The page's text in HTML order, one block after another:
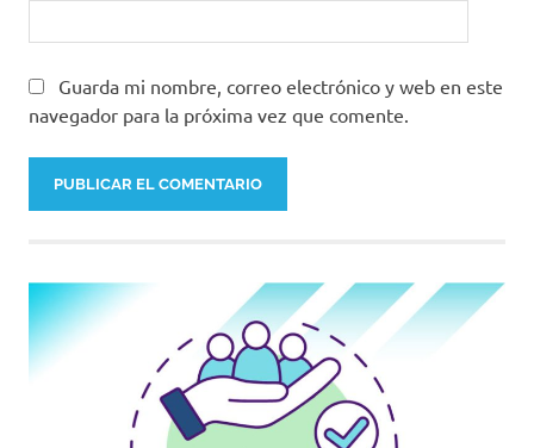
Guarda mi nombre, correo electrónico y web en este
navegador para la próxima vez que comente.